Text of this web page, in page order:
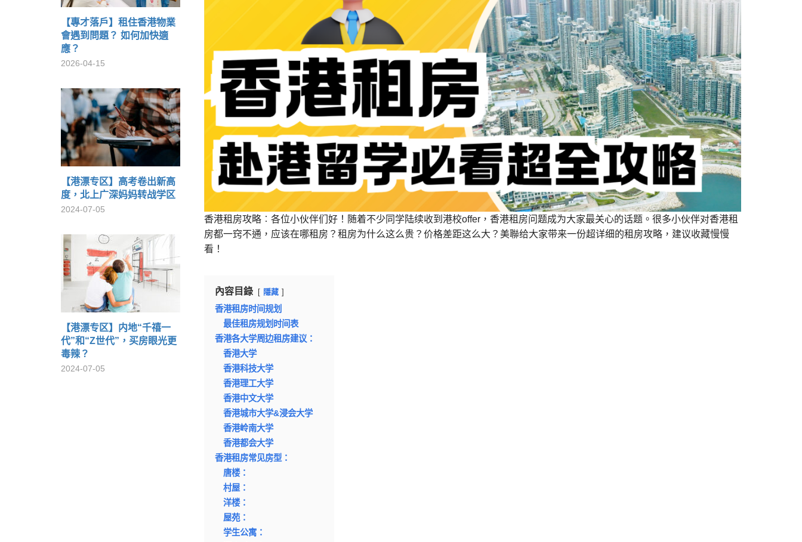
【專才落戶】租住香港物業
會遇到問題？ 如何加快適
應？
2026-04-15
【港漂专区】高考卷出新高
度，北上广深妈妈转战学区
2024-07-05
【港漂专区】内地“千禧一
代”和“Z世代”，买房眼光更
毒辣？
2024-07-05
香港租房攻略︰各位小伙伴们好！随着不少同学陆续收到港校offer，香港租房问题成为大家最关心的话题。很多小伙伴对香港租
房都一窍不通，应该在哪租房？租房为什么这么贵？价格差距这么大？美聯给大家带来一份超详细的租房攻略，建议收藏慢慢
看！
內容目錄 隱藏
香港租房时间规划
最佳租房规划时间表
香港各大学周边租房建议：
香港大学
香港科技大学
香港理工大学
香港中文大学
香港城市大学&浸会大学
香港岭南大学
香港都会大学
香港租房常见房型：
唐楼：
村屋：
洋楼：
屋苑：
学生公寓：